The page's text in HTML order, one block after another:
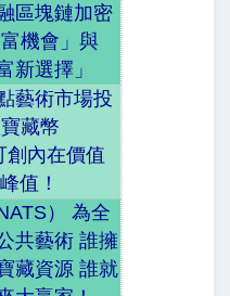
區塊鏈加密
機會」與
新選擇」
藝術市場投
藏幣
創內在價值
值！
） 為全
共藝術 誰擁
藏資源 誰就